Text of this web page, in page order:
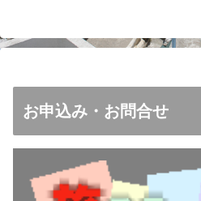
お申込み・お問合せ